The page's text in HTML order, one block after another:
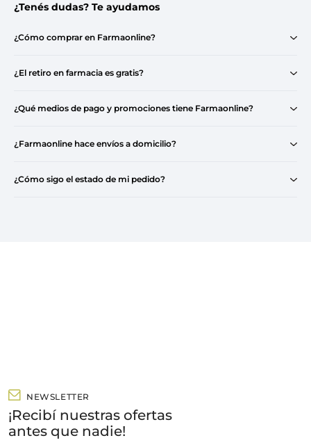
¿Tenés dudas? Te ayudamos
¿Cómo comprar en Farmaonline?
¿El retiro en farmacia es gratis?
¿Qué medios de pago y promociones tiene Farmaonline?
¿Farmaonline hace envíos a domicilio?
¿Cómo sigo el estado de mi pedido?
NEWSLETTER
¡Recibí nuestras ofertas
antes que nadie!